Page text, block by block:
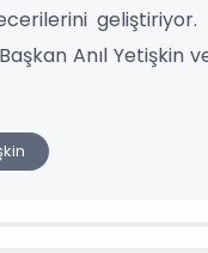
Anıl Yetişkin